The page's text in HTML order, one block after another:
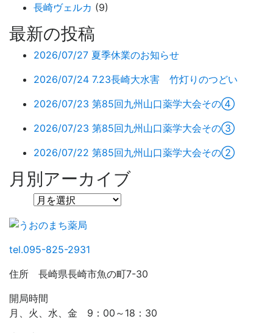
長崎ヴェルカ (9)
最新の投稿
2026/07/27 夏季休業のお知らせ
2026/07/24 7.23長崎大水害 竹灯りのつどい
2026/07/23 第85回九州山口薬学大会その④
2026/07/23 第85回九州山口薬学大会その③
2026/07/22 第85回九州山口薬学大会その②
月別アーカイブ
tel.095-825-2931
住所 長崎県長崎市魚の町7-30
開局時間
月、火、水、金 9：00～18：30